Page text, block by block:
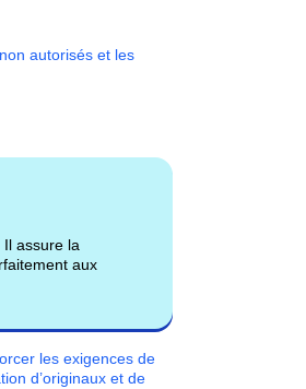
autorisés et les
assure la
aux
les exigences de
d’originaux et de